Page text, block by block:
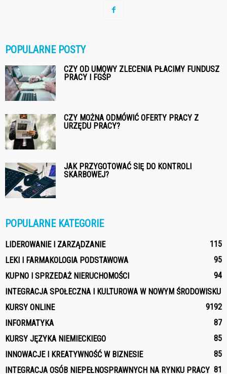
POPULARNE POSTY
CZY OD UMOWY ZLECENIA PŁACIMY FUNDUSZ
PRACY I FGŚP
CZY MOŻNA ODMÓWIĆ OFERTY PRACY Z
URZĘDU PRACY?
JAK PRZYGOTOWAĆ SIĘ DO KONTROLI
SKARBOWEJ?
POPULARNE KATEGORIE
LIDEROWANIE I ZARZĄDZANIE
115
LEKI I FARMAKOLOGIA PODSTAWOWA
95
KUPNO I SPRZEDAŻ NIERUCHOMOŚCI
94
INTEGRACJA SPOŁECZNA I KULTUROWA W NOWYM ŚRODOWISKU
92
KURSY ONLINE
91
INFORMATYKA
87
KURSY JĘZYKA NIEMIECKIEGO
85
INNOWACJE I KREATYWNOŚĆ W BIZNESIE
85
INTEGRACJA OSÓB NIEPEŁNOSPRAWNYCH NA RYNKU PRACY 81